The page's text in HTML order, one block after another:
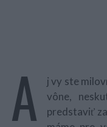
A
j vy ste
vône,
predstaviť